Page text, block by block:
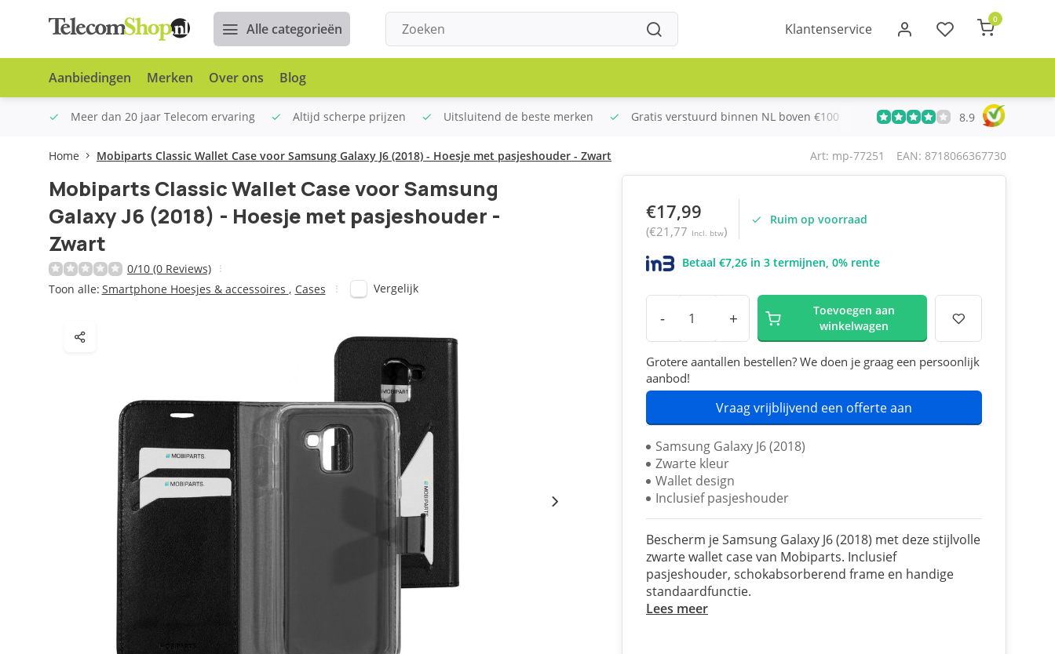
Alle categorieën Klantenservice
0
Aanbiedingen Merken Over ons Blog
Meer dan 20 jaar Telecom ervaring Altijd scherpe prijzen Uitsluitend de beste merken Gratis verstuurd binnen NL boven €100 Meer dan 20 jaar Telecom
8.9
Home Mobiparts Classic Wallet Case voor Samsung Galaxy J6 (2018) - Hoesje met pasjeshouder - Zwart Art: mp-77251 EAN: 8718066367730
Mobiparts Classic Wallet Case voor Samsung
Galaxy J6 (2018) - Hoesje met pasjeshouder -
Zwart
0/10 (0 Reviews)
Toon alle: Smartphone Hoesjes & accessoires , Cases Vergelijk
€17,99
(€21,77 Incl. btw)
Ruim op voorraad
Betaal €7,26 in 3 termijnen, 0% rente
- +
Toevoegen aan
winkelwagen
Grotere aantallen bestellen? We doen je graag een persoonlijk
aanbod!
Vraag vrijblijvend een offerte aan
Samsung Galaxy J6 (2018)
Zwarte kleur
Wallet design
Inclusief pasjeshouder
Bescherm je Samsung Galaxy J6 (2018) met deze stijlvolle
zwarte wallet case van Mobiparts. Inclusief
pasjeshouder, schokabsorberend frame en handige
standaardfunctie.
Lees meer